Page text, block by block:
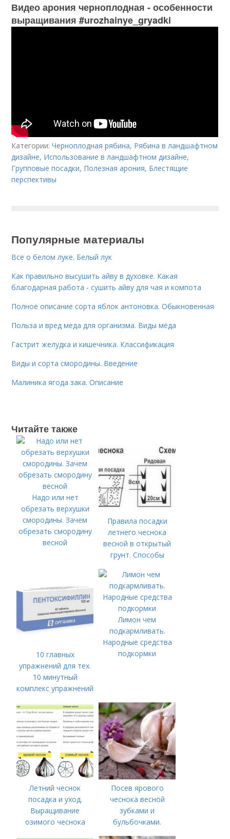
Видео арония черноплодная - особенности
выращивания #urozhainye_gryadki
Категории:Черноплодная рябина, Рябина в ландшафтном
дизайне, Использование в ландшафтном дизайне,
Групповые посадки, Полезная арония, Блестящие
перспективы
Популярные материалы
Все о белом луке. Белый лук
Как правильно высушить айву в духовке. Какая
благодарная работа - сушить айву для чая и компота
Полное описание сорта яблок антоновка. Обыкновенная
Польза и вред меда для организма. Виды мёда
Гастрит желудка и кишечника. Классификация
Виды и сорта смородины. Введение
Малиника ягода зака. Описание
Читайте также
Надо или нет
обрезать верхушки
смородины. Зачем
обрезать смородину
весной
Правила посадки
летнего чеснока
весной в открытый
грунт. Способы
10 главных
упражнений для тех.
10 минутный
комплекс упражнений
времени на спорт
Лимон чем
подкармливать.
Народные средства
подкормки
Летний чеснок
посадка и уход.
Выращивание
озимого чеснока
Посев ярового
чеснока весной
зубками и
бульбочками.